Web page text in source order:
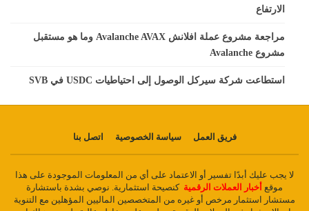
الارتفاع
مراجعة مشروع عملة افلانش Avalanche AVAX وما هو مستقبل
مشروع Avalanche
استطاعت شركة سيركل الوصول إلى احتياطيات USDC في SVB
فريق العمل سياسة الخصوصية اتصل بنا
لا يجب عليك أبدًا تفسير أو الاعتماد على أي من المعلومات الموجودة على هذا
موقع أخبار العملات الرقمية كنصيحة استثمارية. نوصي بشدة باستشارة
مستشار استثمار مرخص أو غيره من المتخصصين الماليين المؤهلين مع التنوية